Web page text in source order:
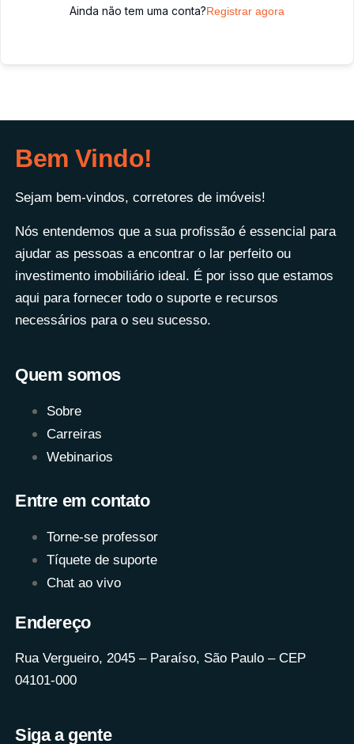
Ainda não tem uma conta?Registrar agora
Bem Vindo!
Sejam bem-vindos, corretores de imóveis!
Nós entendemos que a sua profissão é essencial para
ajudar as pessoas a encontrar o lar perfeito ou
investimento imobiliário ideal. É por isso que estamos
aqui para fornecer todo o suporte e recursos
necessários para o seu sucesso.
Quem somos
Sobre
Carreiras
Webinarios
Entre em contato
Torne-se professor
Tíquete de suporte
Chat ao vivo
Endereço
Rua Vergueiro, 2045 – Paraíso, São Paulo – CEP
04101-000
Siga a gente